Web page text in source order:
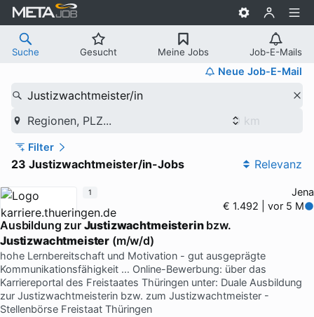
Suche Gesucht Meine Jobs Job-E-Mails
Neue Job-E-Mail
Justizwachtmeister/in
Regionen, PLZ...
Filter
23 Justizwachtmeister/in-Jobs Relevanz
Jena
€ 1.492 | vor 5 M
Ausbildung zur Justizwachtmeisterinbzw.
Justizwachtmeister (m/w/d)
hohe Lernbereitschaft und Motivation - gut ausgeprägte
Kommunikationsfähigkeit … Online-Bewerbung: über das
Karriereportal des Freistaates Thüringen unter: Duale Ausbildung
zur Justizwachtmeisterin bzw. zum Justizwachtmeister -
Stellenbörse Freistaat Thüringen
1